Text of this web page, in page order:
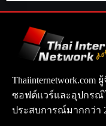
ซอฟต์แวร์และอุปกรณ์
ประสบการณ์มากกว่า